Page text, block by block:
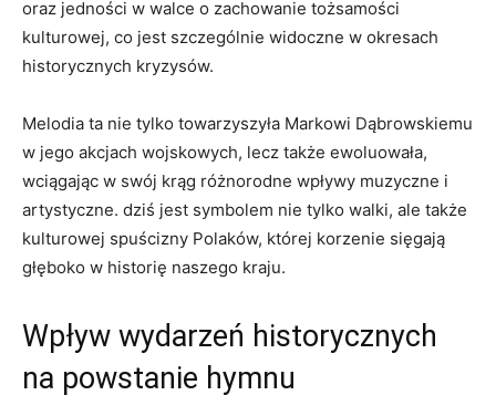
⁣oraz jedności w walce o zachowanie tożsamości
kulturowej, co ​jest szczególnie widoczne w okresach
historycznych kryzysów.
Melodia ta nie tylko ⁣towarzyszyła Markowi Dąbrowskiemu
w jego akcjach wojskowych, lecz także ewoluowała,⁣
wciągając w swój krąg różnorodne ‍wpływy ‍muzyczne i
artystyczne. ‍dziś⁤ jest symbolem nie tylko walki, ale także
kulturowej spuścizny Polaków, ⁣której korzenie sięgają
głęboko w historię naszego kraju.
Wpływ wydarzeń​ historycznych
na powstanie⁣ hymnu